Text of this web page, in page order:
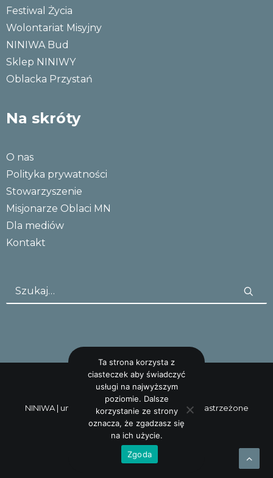
Festiwal Życia
Wolontariat Misyjny
NINIWA Bud
Sklep NINIWY
Oblacka Przystań
Na skróty
O nas
Polityka prywatności
Stowarzyszenie
Misjonarze Oblaci MN
Dla mediów
Kontakt
NINIWA | uncreative: studioWszystkie prawa zastrzeżone
Ta strona korzysta z
ciasteczek aby świadczyć
usługi na najwyższym
poziomie. Dalsze
korzystanie ze strony
oznacza, że zgadzasz się
na ich użycie.
Zgoda